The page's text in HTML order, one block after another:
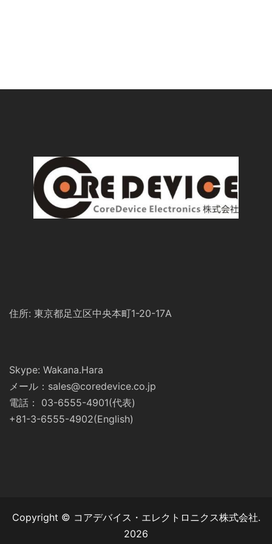
住所: 東京都足立区中央本町1-20-17A
Skype: Wakana.Hara
メール：sales@coredevice.co.jp
電話： 03-6555-4901(代表)
+81-3-6555-4902(English)
Copyright © コアデバイス・エレクトロニクス株式会社.
2026